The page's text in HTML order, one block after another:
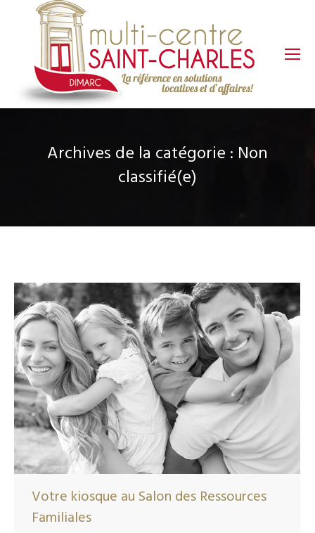
Archives de la catégorie :Non
classifié(e)
Votre kiosque au Salon des Ressources
Familiales